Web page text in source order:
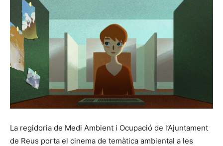
La regidoria de Medi Ambient i Ocupació de l’Ajuntament
de Reus porta el cinema de temàtica ambiental a les